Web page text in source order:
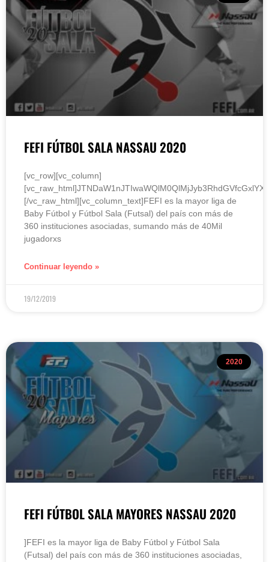
FEFI FÚTBOL SALA NASSAU 2020
[vc_row][vc_column]
[/vc_raw_html][vc_column_text]FEFI es la mayor liga de
Baby Fútbol y Fútbol Sala (Futsal) del país con más de
360 instituciones asociadas, sumando más de 40Mil
jugadorxs
Continuar leyendo »
19/12/2019
2020
FEFI FÚTBOL SALA MAYORES NASSAU 2020
]FEFI es la mayor liga de Baby Fútbol y Fútbol Sala
(Futsal) del país con más de 360 instituciones asociadas,